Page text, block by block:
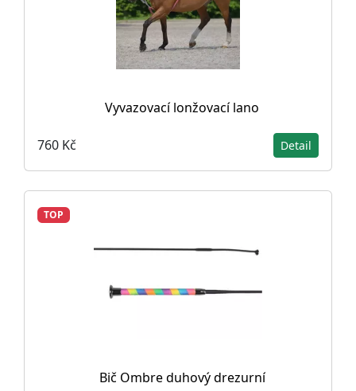
Vyvazovací lonžovací lano
760 Kč Detail
TOP
Bič Ombre duhový drezurní